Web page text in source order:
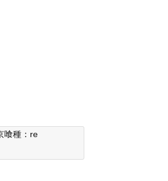
喰種：re